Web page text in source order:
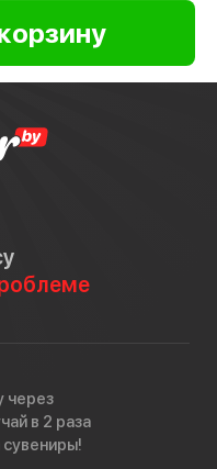
через
в 2 раза